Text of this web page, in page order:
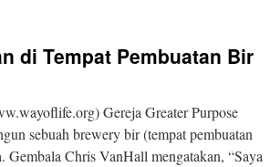
di Tempat Pembuatan Bir
Gereja Greater Purpose
sebuah brewery bir (tempat pembuatan
Gembala Chris VanHall mengatakan, “Saya